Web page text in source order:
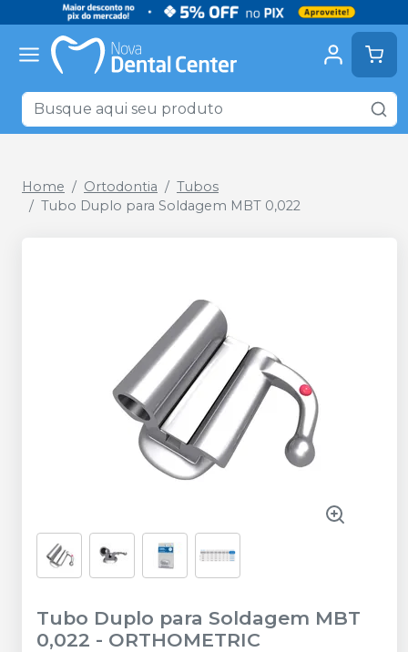
Home Ortodontia
Tubos
Tubo Duplo para Soldagem MBT 0,022
Tubo Duplo para Soldagem MBT
0,022 - ORTHOMETRIC